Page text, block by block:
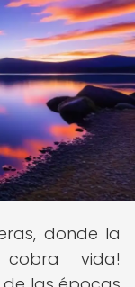
donde la
vida!